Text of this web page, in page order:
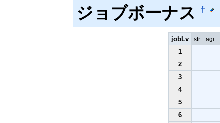
ジョブボーナス †
jobLv str agi
1
2
3
4
5
6